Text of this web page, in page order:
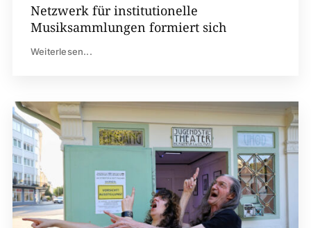
Netzwerk für institutionelle
Musiksammlungen formiert sich
Weiterlesen...